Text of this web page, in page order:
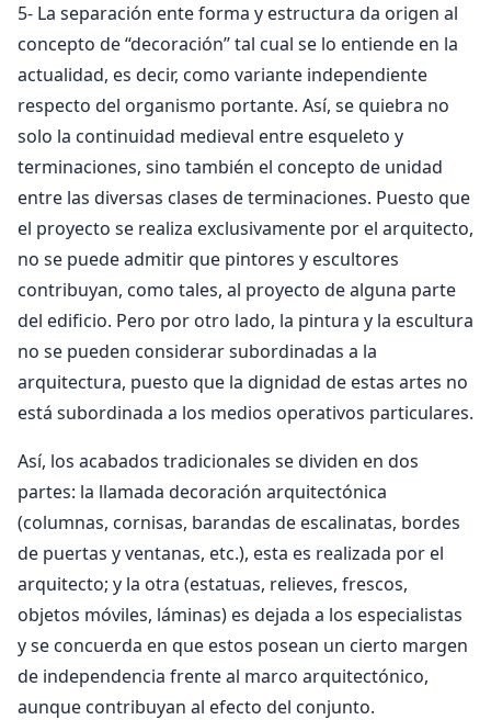
5- La separación ente forma y estructura da origen al
concepto de “decoración’’ tal cual se lo entiende en la
actualidad, es decir, como variante independiente
respecto del organismo portante. Así, se quiebra no
solo la continuidad medieval entre esqueleto y
terminaciones, sino también el concepto de unidad
entre las diversas clases de terminaciones. Puesto que
el proyecto se realiza exclusivamente por el arquitecto,
no se puede admitir que pintores y escultores
contribuyan, como tales, al proyecto de alguna parte
del edificio. Pero por otro lado, la pintura y la escultura
no se pueden considerar subordinadas a la
arquitectura, puesto que la dignidad de estas artes no
está subordinada a los medios operativos particulares.
Así, los acabados tradicionales se dividen en dos
partes: la llamada decoración arquitectónica
(columnas, cornisas, barandas de escalinatas, bordes
de puertas y ventanas, etc.), esta es realizada por el
arquitecto; y la otra (estatuas, relieves, frescos,
objetos móviles, láminas) es dejada a los especialistas
y se concuerda en que estos posean un cierto margen
de independencia frente al marco arquitectónico,
aunque contribuyan al efecto del conjunto.